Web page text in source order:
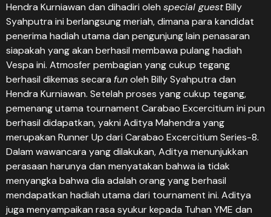
Hendra Kurniawan dan dihadiri oleh special guestBilly
Syahputra ini berlangsung meriah, dimana para kandidat
penerima hadiah utama dan pengunjung lain penasaran
siapakah yang akan berhasil membawa pulang hadiah
Vespa ini. Atmosfer pembagian yang cukup tegang
berhasil dikemas secara funoleh Billy Syahputra dan
Hendra Kurniawan. Setelah proses yang cukup tegang,
pemenang utama tournament Carabao Excercitium ini pun
berhasil didapatkan, yakni Aditya Mahendra yang
merupakan Runner Up dari Carabao Excercitium Series-8.
Dalam wawancara yang dilakukan, Aditya menunjukkan
perasaan harunya dan menyatakan bahwa ia tidak
menyangka bahwa dia adalah orang yang berhasil
mendapatkan hadiah utama dari tournament ini. Aditya
juga menyampaikan rasa syukur kepada Tuhan YME dan